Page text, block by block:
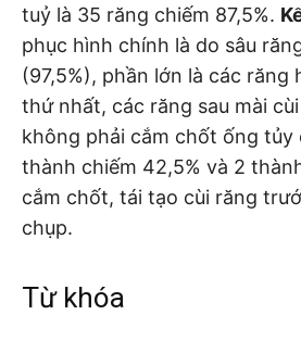
tuỷ là 35 răng chiếm 87,5%.
phục hình chính là do sâu
(97,5%), phần lớn là các răng
thứ nhất, các răng sau mài
không phải cắm chốt ống tủy
thành chiếm 42,5% và 2
cắm chốt, tái tạo cùi răng
chụp.
Từ khóa